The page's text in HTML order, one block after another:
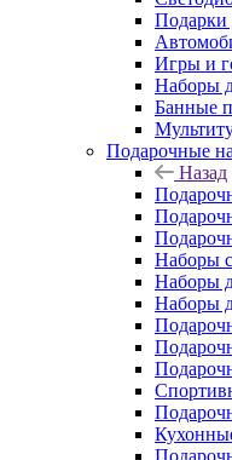
Подарки
Игры и
Наборы
Банные
Подарочные
Назад
Наборы
Наборы
Наборы